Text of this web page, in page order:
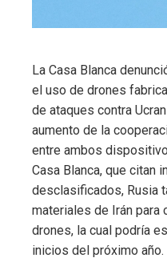
La Casa Blanca
el uso de drones
de ataques contra
aumento de la
entre ambos
Casa Blanca, que citan
desclasificados, Rusia
materiales de Irán para
drones, la cual podría
inicios del próximo año.